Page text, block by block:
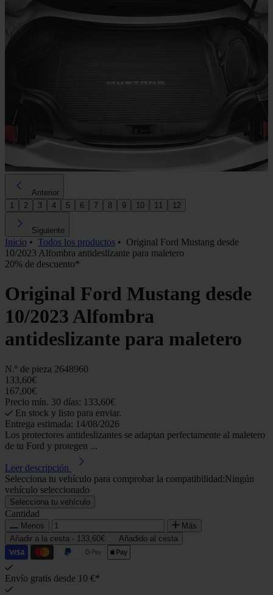
Anterior
1
2 3 4 5 6 7 8 9 10 11 12
Siguiente
Inicio • Todos los productos • Original Ford Mustang desde
10/2023 Alfombra antideslizante para maletero
20% de descuento*
Original Ford Mustang desde
10/2023 Alfombra
antideslizante para maletero
N.º de pieza 2648960
133,60€
167,00€
Precio mín. 30 días: 133,60€
En stock y listo para enviar.
Entrega estimada: 14/08/2026
Los protectores antideslizantes se adaptan perfectamente al maletero
de tu Ford y protegen ...
Leer descripción
Selecciona tu vehículo para comprobar la compatibilidad:Ningún
vehículo seleccionado
Selecciona tu vehículo
Cantidad
Menos
Más
Añadir a la cesta - 133,60€ Añadido al cesta
Envío gratis desde 10 €*